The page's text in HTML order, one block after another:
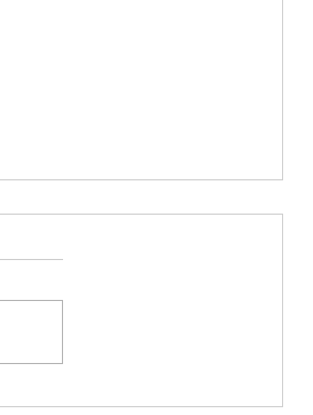
ลัมน์"จับชีพจรวงการ